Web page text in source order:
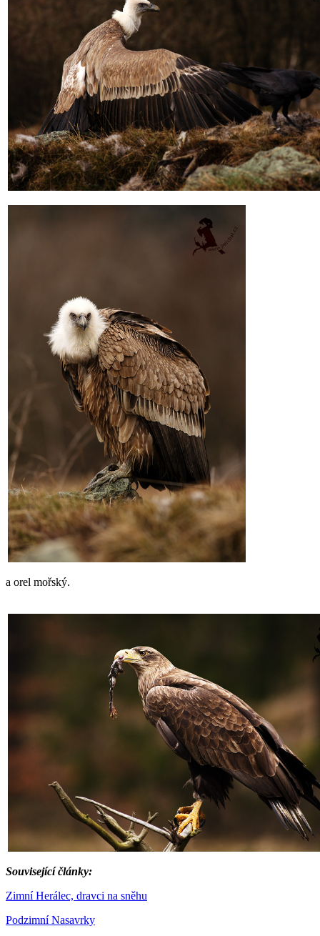
a orel mořský.
Související články:
Zimní Herálec, dravci na sněhu
Podzimní Nasavrky